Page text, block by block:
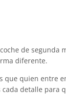
de segunda
diferente.
que quien entre
cada detalle para